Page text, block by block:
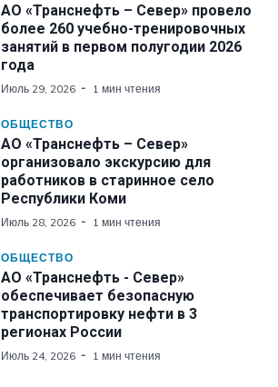
АО «Транснефть – Север» провело
более 260 учебно-тренировочных
занятий в первом полугодии 2026
года
Июль 29, 2026 1 мин чтения
ОБЩЕСТВО
АО «Транснефть – Север»
организовало экскурсию для
работников в старинное село
Республики Коми
Июль 28, 2026 1 мин чтения
ОБЩЕСТВО
АО «Транснефть - Север»
обеспечивает безопасную
транспортировку нефти в 3
регионах России
Июль 24, 2026 1 мин чтения